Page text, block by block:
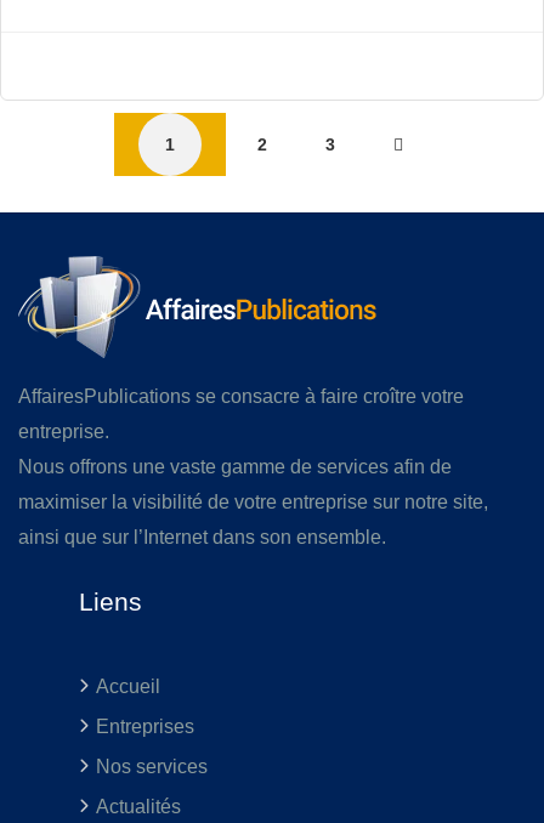
1 2 3
AffairesPublications se consacre à faire croître votre
entreprise.
Nous offrons une vaste gamme de services afin de
maximiser la visibilité de votre entreprise sur notre site,
ainsi que sur l’Internet dans son ensemble.
Liens
Accueil
Entreprises
Nos services
Actualités